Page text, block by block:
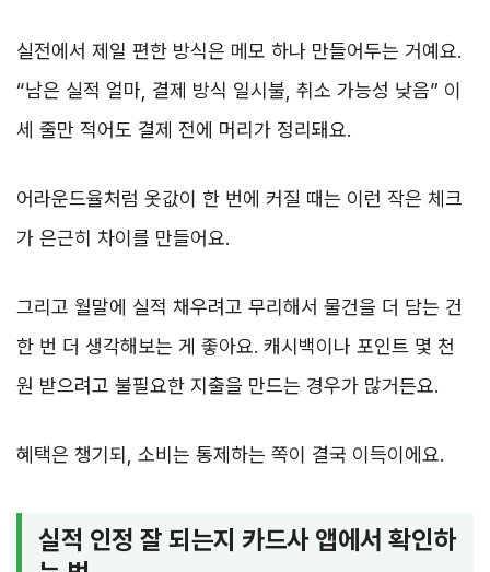
실전에서 제일 편한 방식은 메모 하나 만들어두는 거예요.
“남은 실적 얼마, 결제 방식 일시불, 취소 가능성 낮음” 이
세 줄만 적어도 결제 전에 머리가 정리돼요.
어라운드율처럼 옷값이 한 번에 커질 때는 이런 작은 체크
가 은근히 차이를 만들어요.
그리고 월말에 실적 채우려고 무리해서 물건을 더 담는 건
한 번 더 생각해보는 게 좋아요. 캐시백이나 포인트 몇 천
원 받으려고 불필요한 지출을 만드는 경우가 많거든요.
혜택은 챙기되, 소비는 통제하는 쪽이 결국 이득이에요.
실적 인정 잘 되는지 카드사 앱에서 확인하